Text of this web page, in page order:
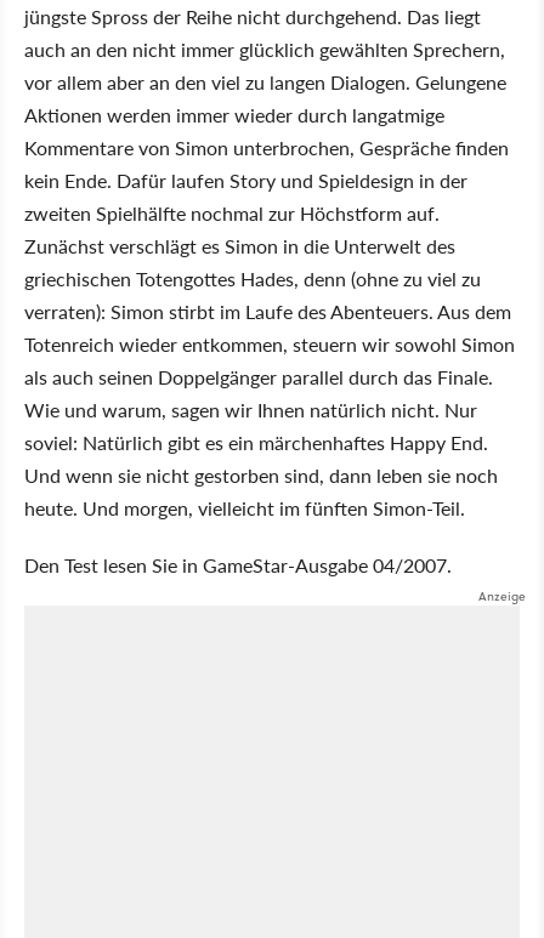
jüngste Spross der Reihe nicht durchgehend. Das liegt
auch an den nicht immer glücklich gewählten Sprechern,
vor allem aber an den viel zu langen Dialogen. Gelungene
Aktionen werden immer wieder durch langatmige
Kommentare von Simon unterbrochen, Gespräche finden
kein Ende. Dafür laufen Story und Spieldesign in der
zweiten Spielhälfte nochmal zur Höchstform auf.
Zunächst verschlägt es Simon in die Unterwelt des
griechischen Totengottes Hades, denn (ohne zu viel zu
verraten): Simon stirbt im Laufe des Abenteuers. Aus dem
Totenreich wieder entkommen, steuern wir sowohl Simon
als auch seinen Doppelgänger parallel durch das Finale.
Wie und warum, sagen wir Ihnen natürlich nicht. Nur
soviel: Natürlich gibt es ein märchenhaftes Happy End.
Und wenn sie nicht gestorben sind, dann leben sie noch
heute. Und morgen, vielleicht im fünften Simon-Teil.
Den Test lesen Sie in GameStar-Ausgabe 04/2007.